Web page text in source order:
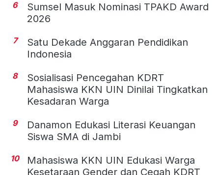
6
Sumsel Masuk Nominasi TPAKD Award
2026
7
Satu Dekade Anggaran Pendidikan
Indonesia
8
Sosialisasi Pencegahan KDRT
Mahasiswa KKN UIN Dinilai Tingkatkan
Kesadaran Warga
9
Danamon Edukasi Literasi Keuangan
Siswa SMA di Jambi
10
Mahasiswa KKN UIN Edukasi Warga
Kesetaraan Gender dan Cegah KDRT